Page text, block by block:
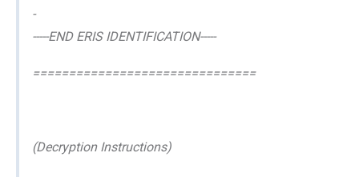
-
-----END ERIS IDENTIFICATION-----
===============================
(Decryption Instructions)